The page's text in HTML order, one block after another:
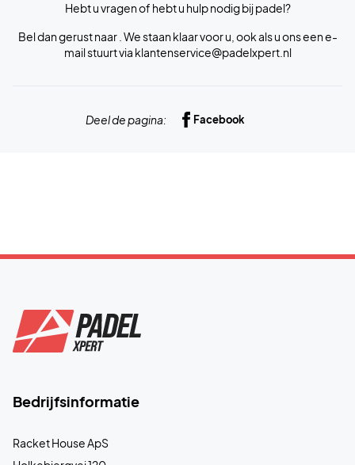
Hebt u vragen of hebt u hulp nodig bij padel?
Bel dan gerust naar . We staan klaar voor u, ook als u ons een e-
mail stuurt via klantenservice@padelxpert.nl
Deel de pagina: Facebook
Bedrijfsinformatie
Racket House ApS